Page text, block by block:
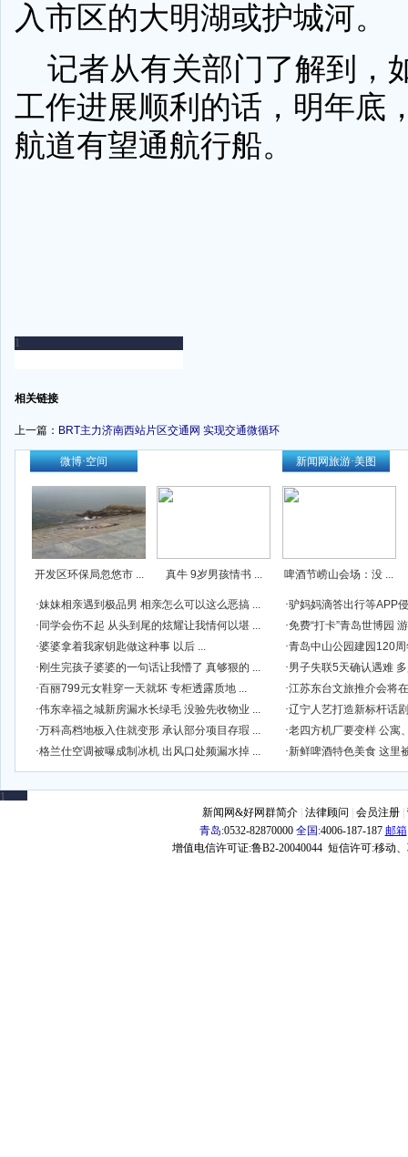
入市区的大明湖或护城河。
记者从有关部门了解到，
工作进展顺利的话，明年底
航道有望通航行船。
相关链接
上一篇： BRT主力济南西站片区交通网 实现交通微循环